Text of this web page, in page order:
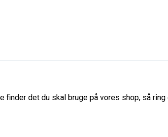
det du skal bruge på vores shop, så